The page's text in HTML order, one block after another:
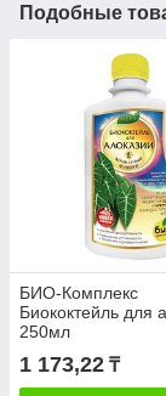
Подобные
БИО-Комплекс
Биококтейль для
250мл
1 173,22 ₸